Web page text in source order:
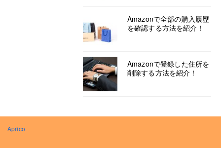
Amazonで全部の購入履歴
を確認する方法を紹介！
Amazonで登録した住所を
削除する方法を紹介！
Aprico